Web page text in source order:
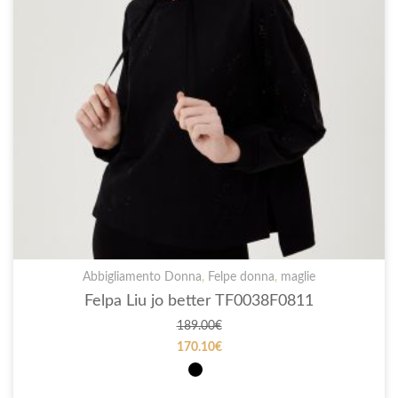
Abbigliamento Donna, Felpe donna, maglie
Felpa Liu jo better TF0038F0811
189.00€
170.10€